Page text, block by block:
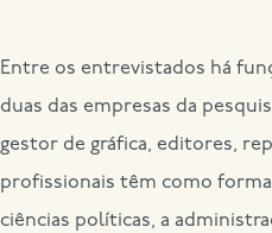
Entre os entrevistados há
duas das empresas da
gestor de gráfica, editores,
profissionais têm como
ciências políticas, a